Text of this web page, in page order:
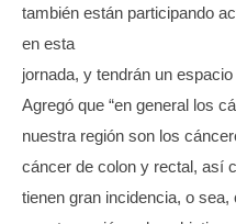
también están participando
en esta
jornada, y tendrán un
Agregó que “en general los
nuestra región son los
cáncer de colon y rectal, así
tienen gran incidencia, o